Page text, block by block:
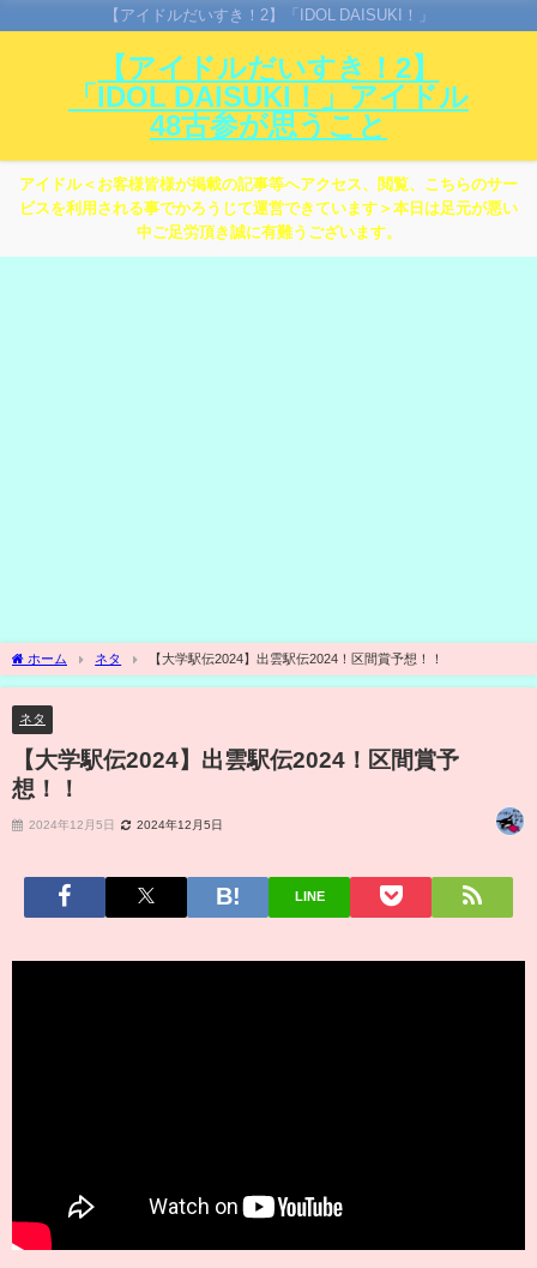
【アイドルだいすき！2】「IDOL DAISUKI！」
【アイドルだいすき！2】
「IDOL DAISUKI！」アイドル
48古参が思うこと
アイドル＜お客様皆様が掲載の記事等へアクセス、閲覧、こちらのサー
ビスを利用される事でかろうじて運営できています＞本日は足元が悪い
中ご足労頂き誠に有難うございます。
ホーム ネタ 【大学駅伝2024】出雲駅伝2024！区間賞予想！！
ネタ
【大学駅伝2024】出雲駅伝2024！区間賞予
想！！
2024年12月5日 2024年12月5日
LINE